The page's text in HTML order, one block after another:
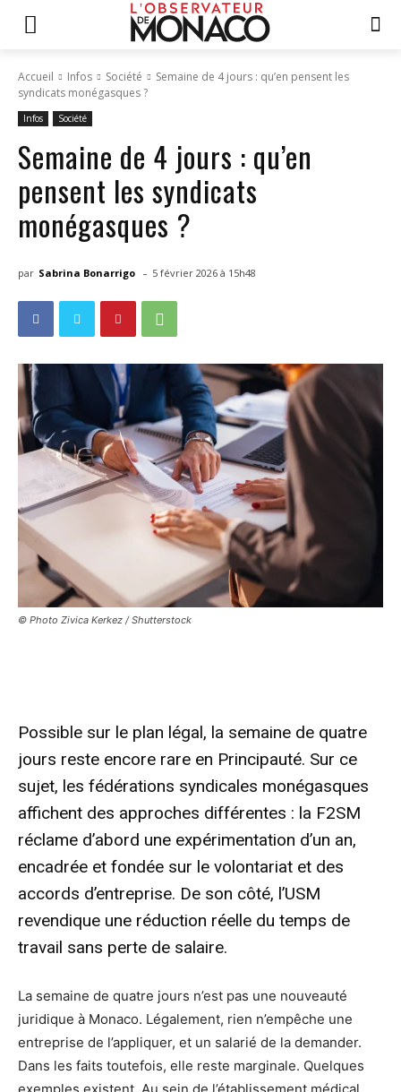
Accueil Infos Société
Semaine de 4 jours : qu’en pensent les
syndicats monégasques ?
Infos Société
Semaine de 4 jours : qu’en
pensent les syndicats
monégasques ?
par Sabrina Bonarrigo - 5 février 2026 à 15h48
© Photo Zivica Kerkez / Shutterstock
Possible sur le plan légal, la semaine de quatre
jours reste encore rare en Principauté. Sur ce
sujet, les fédérations syndicales monégasques
affichent des approches différentes : la F2SM
réclame d’abord une expérimentation d’un an,
encadrée et fondée sur le volontariat et des
accords d’entreprise. De son côté, l’USM
revendique une réduction réelle du temps de
travail sans perte de salaire.
La semaine de quatre jours n’est pas une nouveauté
juridique à Monaco. Légalement, rien n’empêche une
entreprise de l’appliquer, et un salarié de la demander.
Dans les faits toutefois, elle reste marginale. Quelques